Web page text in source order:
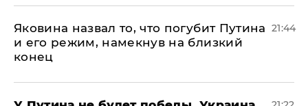
Яковина назвал то, что погубит Путина
и его режим, намекнув на близкий
конец
21:44